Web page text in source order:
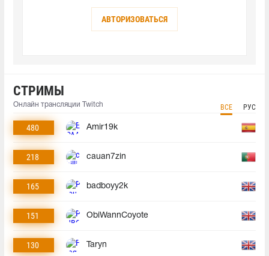
АВТОРИЗОВАТЬСЯ
СТРИМЫ
Онлайн трансляции Twitch ВСЕ РУС
480 Amir19k
218 cauan7zin
165 badboyy2k
151 ObiWannCoyote
130 Taryn